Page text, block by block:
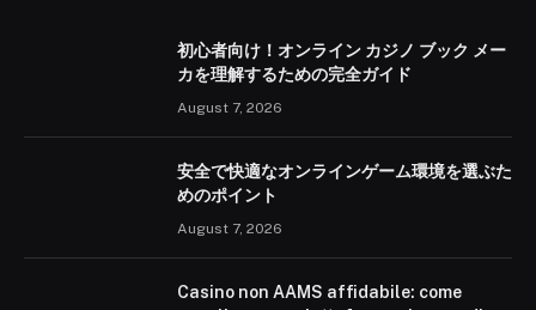
初心者向け！オンライン カジノ ブック メー
カを理解するための完全ガイド
August 7, 2026
安全で快適なオンラインゲーム環境を選ぶた
めのポイント
August 7, 2026
Casino non AAMS affidabile: come